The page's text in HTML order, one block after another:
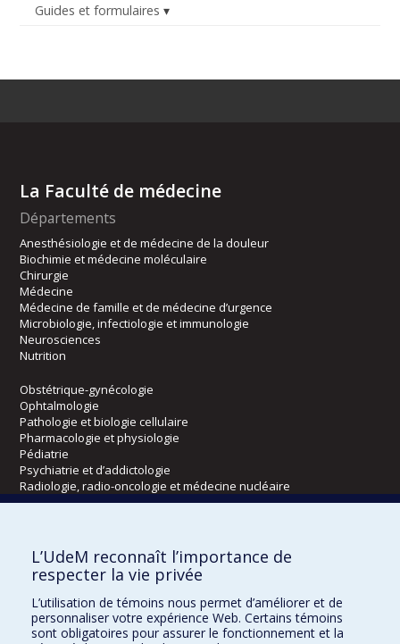
Guides et formulaires
La Faculté de médecine
Départements
Anesthésiologie et de médecine de la douleur
Biochimie et médecine moléculaire
Chirurgie
Médecine
Médecine de famille et de médecine d’urgence
Microbiologie, infectiologie et immunologie
Neurosciences
Nutrition
Obstétrique-gynécologie
Ophtalmologie
Pathologie et biologie cellulaire
Pharmacologie et physiologie
Pédiatrie
Psychiatrie et d’addictologie
Radiologie, radio-oncologie et médecine nucléaire
Écoles
Kinésiologie et des sciences de l’activité physique
Orthophonie et audiologie
Réadaptation
L’UdeM reconnaît l’importance de
respecter la vie privée
L’utilisation de témoins nous permet d’améliorer et de
personnaliser votre expérience Web. Certains témoins
sont obligatoires pour assurer le fonctionnement et la